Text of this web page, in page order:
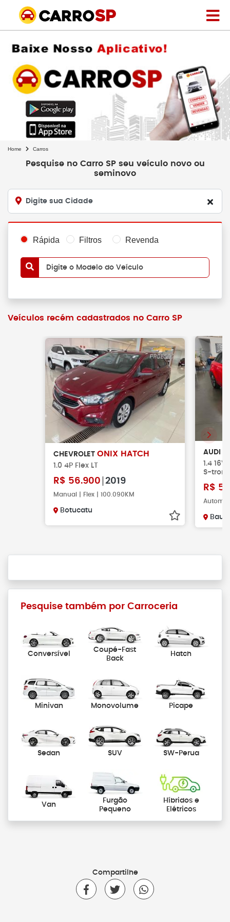
Home Carros
Pesquise no Carro SP seu veículo novo ou
seminovo
Digite sua Cidade
Rápida Filtros Revenda
Digite o Modelo do Veículo
Veículos recém cadastrados no Carro SP
CHEVROLET ONIX HATCH
1.0 4P Flex LT
R$ 56.900 2019
Manual | Flex | 100.090KM
Botucatu
AUDI
1.4
S-
R$
Pesquise também por Carroceria
Conversível
Coupé-Fast
Back
Hatch
Minivan Monovolume Picape
Sedan SUV SW-Perua
Van
Furgão
Pequeno
Híbridos e
Elétricos
Compartilhe